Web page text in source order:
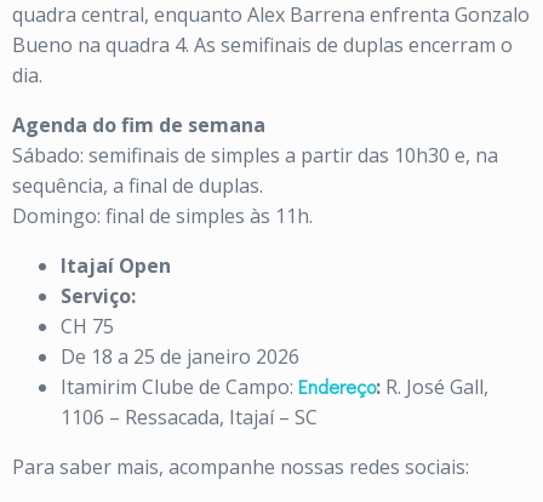
quadra central, enquanto Alex Barrena enfrenta Gonzalo
Bueno na quadra 4. As semifinais de duplas encerram o
dia.
Agenda do fim de semana
Sábado: semifinais de simples a partir das 10h30 e, na
sequência, a final de duplas.
Domingo: final de simples às 11h.
Itajaí Open
Serviço:
CH 75
De 18 a 25 de janeiro 2026
Itamirim Clube de Campo: Endereço: R. José Gall,
1106 – Ressacada, Itajaí – SC
Para saber mais, acompanhe nossas redes sociais: